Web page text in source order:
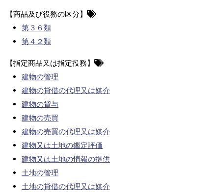
【商品及び役務の区分】
第３６類
第４２類
【指定商品又は指定役務】
建物の管理
建物の貸借の代理又は媒介
建物の貸与
建物の売買
建物の売買の代理又は媒介
建物又は土地の鑑定評価
建物又は土地の情報の提供
土地の管理
土地の貸借の代理又は媒介